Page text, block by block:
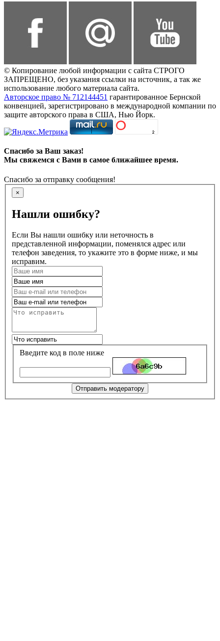
© Копирование любой информации с сайта СТРОГО
ЗАПРЕЩЕНО, без указания ссылки на источник, а так же
использование любого материала сайта.
Авторское право № 712144451 гарантированное Бернской
конвенцией, зарегистрировано в международной компании по
защите авторского права в США, Нью Йорк.
Спасибо за Ваш заказ!
Мы свяжемся с Вами в самое ближайшее время.
Спасибо за отправку сообщения!
×
Нашли ошибку?
Если Вы нашли ошибку или неточность в
представленной информации, поменялся адрес или
телефон заведения, то укажите это в форме ниже, и мы
исправим.
Введите код в поле ниже
Отправить модератору